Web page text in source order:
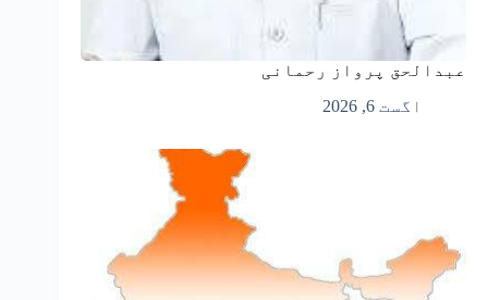
عبدالحق پرواز رحمانی
اگست 6, 2026